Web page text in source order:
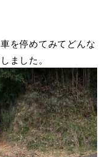
を停めてみてどんな
ました。